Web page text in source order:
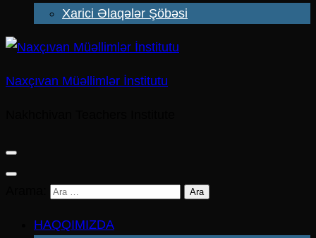
Xarici Əlaqələr Şöbəsi
Naxçıvan Müəllimlər İnstitutu
HAQQIMIZDA